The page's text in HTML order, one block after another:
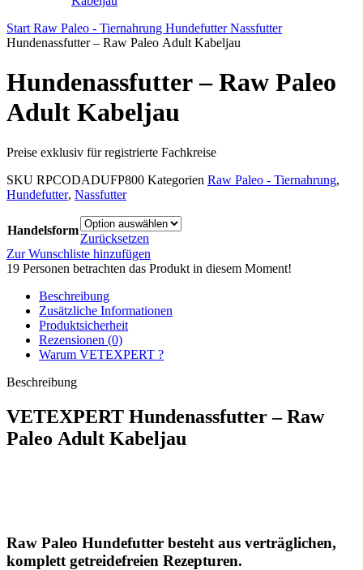
Start Raw Paleo - Tiernahrung HundefutterNassfutter
Hundenassfutter – Raw Paleo Adult Kabeljau
Hundenassfutter – Raw Paleo
Adult Kabeljau
Preise exklusiv für registrierte Fachkreise
SKU RPCODADUFP800 Kategorien Raw Paleo - Tiernahrung,
Hundefutter, Nassfutter
Handelsform
Zurücksetzen
Zur Wunschliste hinzufügen
19 Personen betrachten das Produkt in diesem Moment!
Beschreibung
Zusätzliche Informationen
Produktsicherheit
Rezensionen (0)
Warum VETEXPERT ?
Beschreibung
VETEXPERT Hundenassfutter – Raw
Paleo Adult Kabeljau
Raw Paleo Hundefutter besteht aus verträglichen,
komplett getreidefreien Rezepturen.